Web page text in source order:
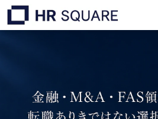
人材業界転職